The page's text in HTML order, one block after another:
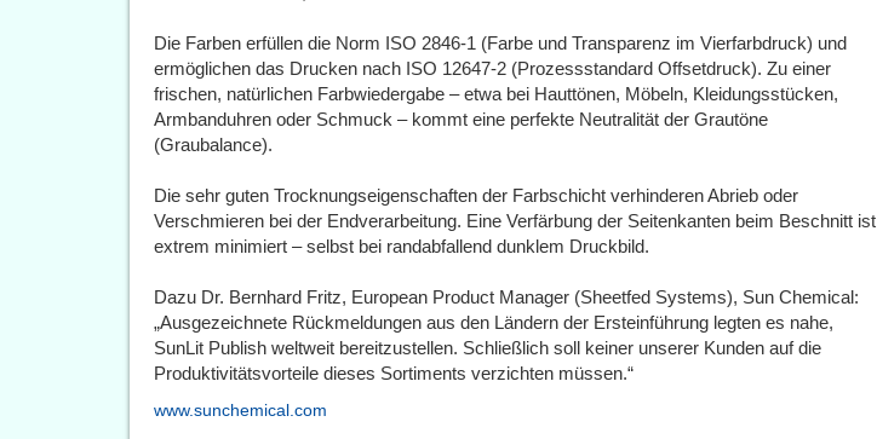
Die Farben erfüllen die Norm ISO 2846-1 (Farbe und Transparenz im Vierfarbdruck) und
ermöglichen das Drucken nach ISO 12647-2 (Prozessstandard Offsetdruck). Zu einer
frischen, natürlichen Farbwiedergabe – etwa bei Hauttönen, Möbeln, Kleidungsstücken,
Armbanduhren oder Schmuck – kommt eine perfekte Neutralität der Grautöne
(Graubalance).
Die sehr guten Trocknungseigenschaften der Farbschicht verhinderen Abrieb oder
Verschmieren bei der Endverarbeitung. Eine Verfärbung der Seitenkanten beim Beschnitt ist
extrem minimiert – selbst bei randabfallend dunklem Druckbild.
Dazu Dr. Bernhard Fritz, European Product Manager (Sheetfed Systems), Sun Chemical:
„Ausgezeichnete Rückmeldungen aus den Ländern der Ersteinführung legten es nahe,
SunLit Publish weltweit bereitzustellen. Schließlich soll keiner unserer Kunden auf die
Produktivitätsvorteile dieses Sortiments verzichten müssen.“
www.sunchemical.com